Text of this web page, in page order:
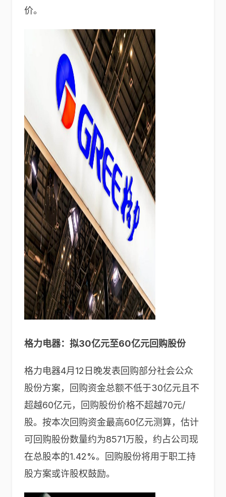
价。
格力电器：拟30亿元至60亿元回购股份
格力电器4月12日晚发表回购部分社会公众
股份方案，回购资金总额不低于30亿元且不
超越60亿元，回购股份价格不超越70元/
股。按本次回购资金最高60亿元测算，估计
可回购股份数量约为8571万股，约占公司现
在总股本的1.42%。回购股份将用于职工持
股方案或许股权鼓励。